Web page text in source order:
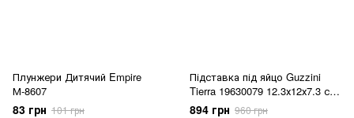
Плунжери Дитячий Empire
М-8607
83 грн 101 грн
Підставка під яйцо Guzzini
Tierra 19630079 12.3х12х7.3 см
кремовая
894 грн 960 грн